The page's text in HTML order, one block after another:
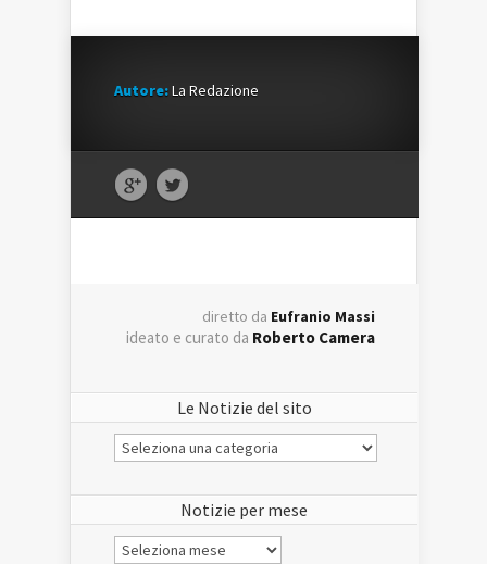
Autore:La Redazione
diretto da Eufranio Massi
ideato e curato da Roberto Camera
Le Notizie del sito
Le
Notizie
Notizie per mese
Notizie
per